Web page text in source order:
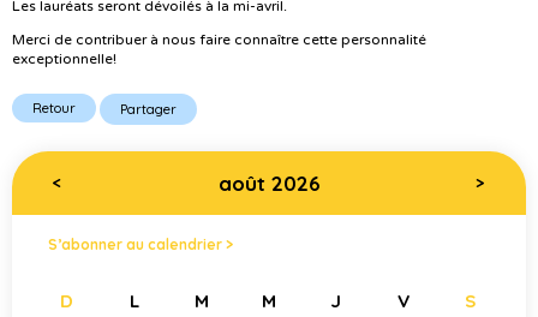
Les lauréats seront dévoilés à la mi-avril.
Merci de contribuer à nous faire connaître cette personnalité
exceptionnelle!
Retour Partager
< août 2026 >
S’abonner au calendrier >
D L M M J V S